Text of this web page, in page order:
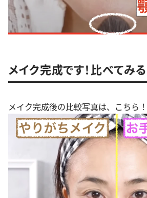
メイク完成です！比べてみ
メイク完成後の比較写真は、こちら！